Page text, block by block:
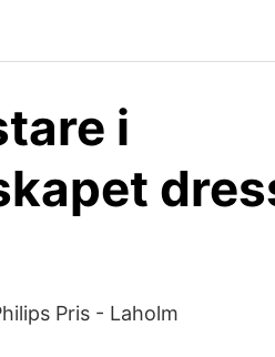
i
Pris - Laholm